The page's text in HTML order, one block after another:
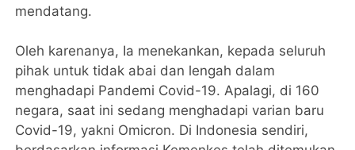
mendatang.
Oleh karenanya, Ia menekankan, kepada seluruh
pihak untuk tidak abai dan lengah dalam
menghadapi Pandemi Covid-19. Apalagi, di 160
negara, saat ini sedang menghadapi varian baru
Covid-19, yakni Omicron. Di Indonesia sendiri,